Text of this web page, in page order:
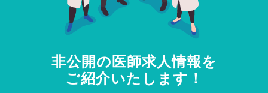
非公開の医師求人情報を
ご紹介いたします！